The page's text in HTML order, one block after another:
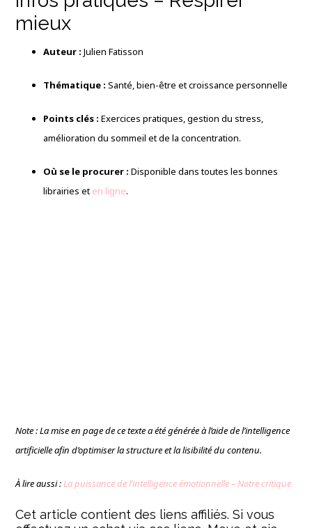
mieux
Auteur : Julien Fatisson
Thématique : Santé, bien-être et croissance personnelle
Points clés : Exercices pratiques, gestion du stress,
amélioration du sommeil et de la concentration.
Où se le procurer : Disponible dans toutes les bonnes
librairies et en ligne.
Note : La mise en page de ce texte a été générée à l’aide de l’intelligence
artificielle afin d’optimiser la structure et la lisibilité du contenu.
À lire aussi :La puissance de l’intelligence émotionnelle – Notre critique
Cet article contient des liens affiliés. Si vous